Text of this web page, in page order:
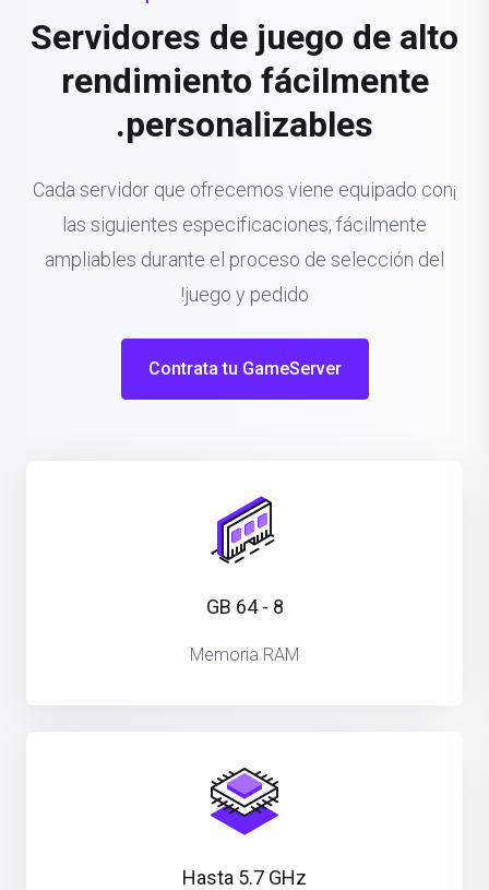
Servidores de juego de alto
rendimiento fácilmente
personalizables.
¡Cada servidor que ofrecemos viene equipado con
las siguientes especificaciones, fácilmente
ampliables durante el proceso de selección del
juego y pedido!
Contrata tu GameServer
8 - 64 GB
Memoria RAM
Hasta 5.7 GHz